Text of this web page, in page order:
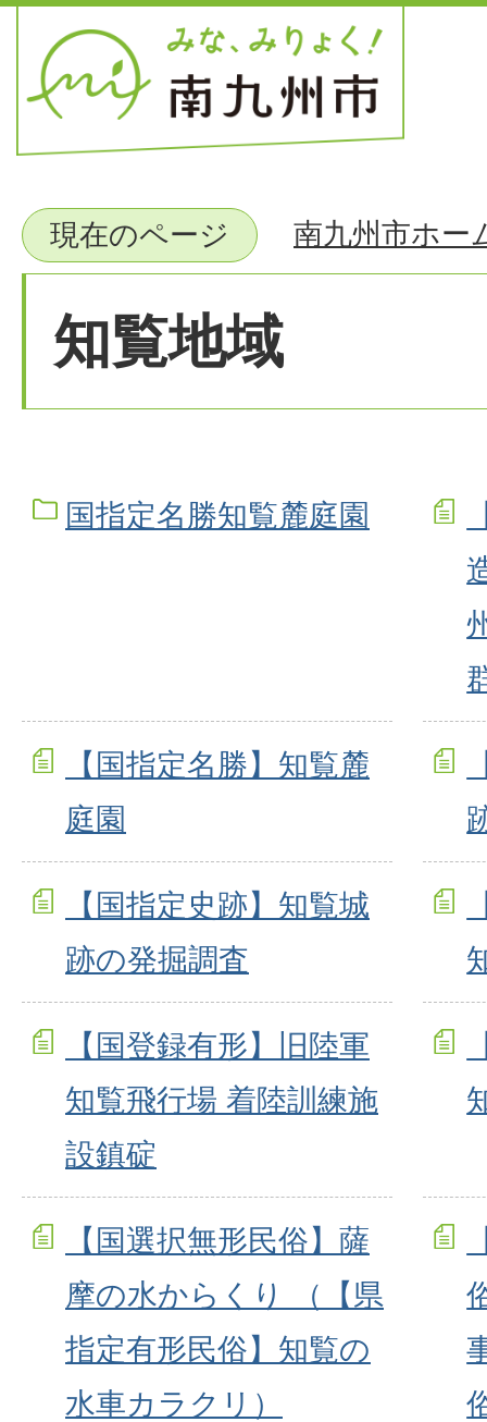
現在のページ 南九州市ホー
知覧地域
国指定名勝知覧麓庭園
【国指定名勝】知覧麓
庭園
【国指定史跡】知覧城
跡の発掘調査
【国登録有形】旧陸軍
知覧飛行場 着陸訓練施
設鎮碇
【国選択無形民俗】薩
摩の水からくり （【県
指定有形民俗】知覧の
水車カラクリ）